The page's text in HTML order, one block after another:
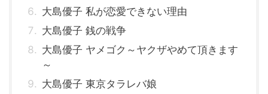
大島優子 私が恋愛できない理由
大島優子 銭の戦争
大島優子 ヤメゴク～ヤクザやめて頂きます
～
大島優子 東京タラレバ娘